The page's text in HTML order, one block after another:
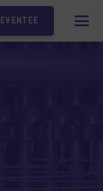
Eventee